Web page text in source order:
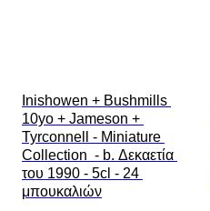
Inishowen + Bushmills
10yo + Jameson +
Tyrconnell - Miniature
Collection  - b. Δεκαετία
του 1990 - 5cl - 24
μπουκαλιών